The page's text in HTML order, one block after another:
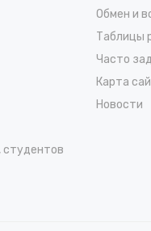
студентов
Обмен и
Таблицы
Часто
Карта
Новости